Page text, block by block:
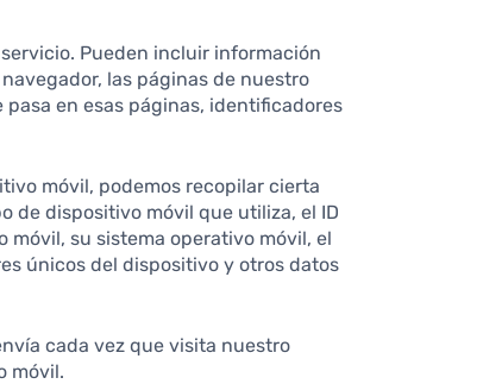
Pueden incluir información
las páginas de nuestro
en esas páginas, identificadores
móvil, podemos recopilar cierta
de dispositivo móvil que utiliza, el ID
móvil, su sistema operativo móvil, el
únicos del dispositivo y otros datos
cada vez que visita nuestro
móvil.